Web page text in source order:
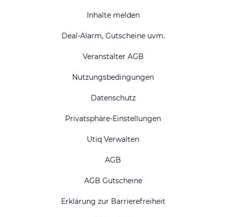
Inhalte melden
Deal-Alarm, Gutscheine uvm.
Veranstalter AGB
Nutzungsbedingungen
Datenschutz
Privatsphäre-Einstellungen
Utiq Verwalten
AGB
AGB Gutscheine
Erklärung zur Barrierefreiheit